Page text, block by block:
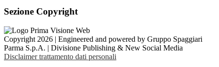
Sezione Copyright
Copyright 2026 | Engineered and powered by Gruppo Spaggiari
Parma S.p.A. | Divisione Publishing & New Social Media
Disclaimer trattamento dati personali